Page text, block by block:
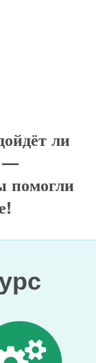
ли
—
помогли